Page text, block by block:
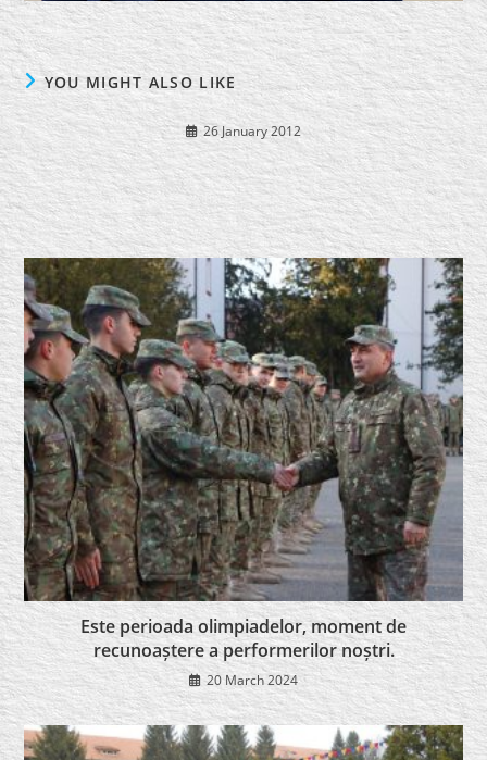
YOU MIGHT ALSO LIKE
26 January 2012
Este perioada olimpiadelor, moment de
recunoaștere a performerilor noștri.
20 March 2024